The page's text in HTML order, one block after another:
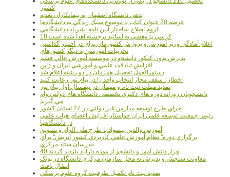
کشور
بدهي دانشگاه اصفهان به پيمانکاران تغذيه
عرضه 20 عنوان کتاب با موضوع سبک زندگي به دانشگاه‌ها
لزوم اصلاح ساختار آيين نامه نشريات دانشگاهي
18 کرسي پژوهشي به اساتيد برجسته اهدا شده است
اعلام آمادگي وزير آموزش و پرورش کشورمان براي در اختيار گذاشتن
تجربيات آموزشي به ديگر کشورهاي
پذيرش بدون کنکور دانشجو در موسسه آموزش عالي قشم
افزايش تبادلات علمي و آموزشي ايران و ژاپن
دستورالعمل تحصیل همزمان در دو رشته اعلام شد
اخطار : سقف مجاز انتخاب واحد را در پیام نور رعایت کنید
تمدید مهلت ثبت نام و مهمان در نیمسال اول پیام نور
دانشجويان روزانه دوره هاي دكتري تخصصي دانشگاه هاي دولتي وام
مي گيرند
اجراي طرح توسعه مدارس غير دولتي در 27 استان کشور
رئيس جمعيت توسعه علمي ايران خواستار افزايش اعضاي هيات علمي
در دانشگاهها
آموزش والدين بيسواد با طرح ملي الزام و تشويق
برگزاري دوره" نظام آموزش علمي كاربردي كشور اتريش" براي
مدرسان ستاد مرکزي
40 هزار دانش آموز و دانشجو از موزه دارآباد بازديد کردند
معاونت سنجش و پذيرش به محل سازمان مرکزي دانشگاه در پونک
انتقال يافت
تمديد ثبت نام تکميل ظرفيت گروه علوم پزشکي